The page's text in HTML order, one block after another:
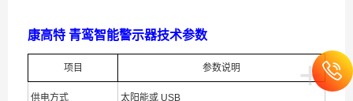
康高特 青鸾智能警示器技术参数
+
项目 参数说明
供电方式 太阳能或 USB